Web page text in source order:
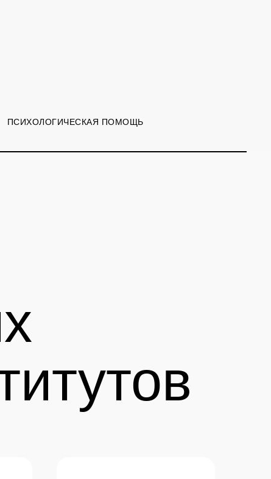
ПСИХОЛОГИЧЕСКАЯ ПОМОЩЬ